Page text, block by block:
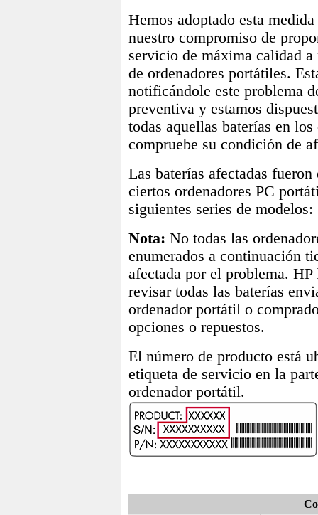
Hemos adoptado esta
nuestro compromiso de
servicio de máxima calidad a
de ordenadores portátiles.
notificándole este problema
preventiva y estamos
todas aquellas baterías en los
compruebe su condición de
Las baterías afectadas
ciertos ordenadores PC
siguientes series de modelos:
Nota: No todas las
enumerados a continuación
afectada por el problema. HP
revisar todas las baterías
ordenador portátil o
opciones o repuestos.
El número de producto está
etiqueta de servicio en la
ordenador portátil.